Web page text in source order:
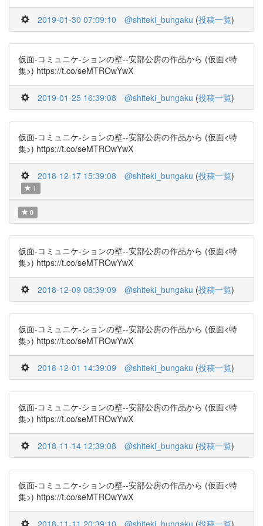
2019-01-30 07:09:10 @shiteki_bungaku (投稿一覧)
仮面-コミュニケ-ションの壁--安部公房の作品から (仮面<特
集>) https://t.co/seMTROwYwX
2019-01-25 16:39:08 @shiteki_bungaku (投稿一覧)
仮面-コミュニケ-ションの壁--安部公房の作品から (仮面<特
集>) https://t.co/seMTROwYwX
2018-12-17 15:39:08 @shiteki_bungaku (投稿一覧)
1
0
仮面-コミュニケ-ションの壁--安部公房の作品から (仮面<特
集>) https://t.co/seMTROwYwX
2018-12-09 08:39:09 @shiteki_bungaku (投稿一覧)
仮面-コミュニケ-ションの壁--安部公房の作品から (仮面<特
集>) https://t.co/seMTROwYwX
2018-12-01 14:39:09 @shiteki_bungaku (投稿一覧)
仮面-コミュニケ-ションの壁--安部公房の作品から (仮面<特
集>) https://t.co/seMTROwYwX
2018-11-14 12:39:08 @shiteki_bungaku (投稿一覧)
仮面-コミュニケ-ションの壁--安部公房の作品から (仮面<特
集>) https://t.co/seMTROwYwX
2018-11-11 20:39:10 @shiteki_bungaku (投稿一覧)